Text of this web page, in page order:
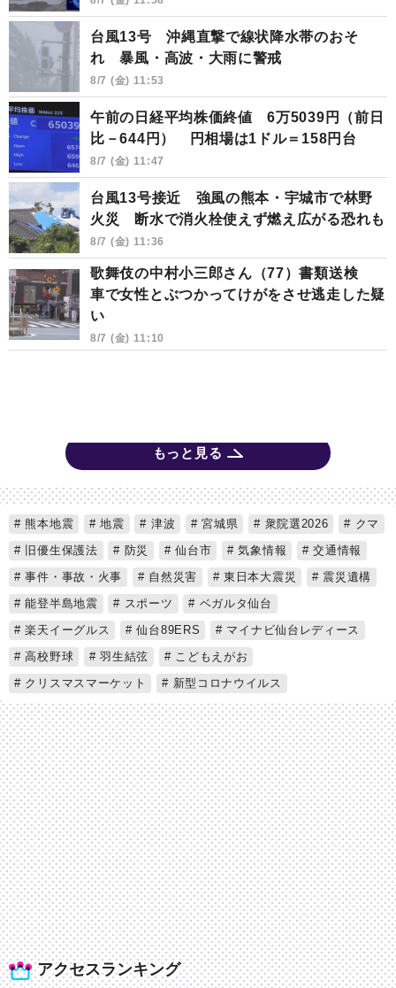
台風13号 沖縄直撃で線状降水帯のおそ
れ 暴風・高波・大雨に警戒
8/7 (金) 11:53
午前の日経平均株価終値 6万5039円（前日
比－644円） 円相場は1ドル＝158円台
8/7 (金) 11:47
台風13号接近 強風の熊本・宇城市で林野
火災 断水で消火栓使えず燃え広がる恐れも
8/7 (金) 11:36
歌舞伎の中村小三郎さん（77）書類送検
車で女性とぶつかってけがをさせ逃走した疑
い
8/7 (金) 11:10
もっと見る
アクセスランキング
熊本地震 地震 津波 宮城県 衆院選2026
クマ
旧優生保護法
防災 仙台市 気象情報
交通情報
事件・事故・火事
自然災害 東日本大震災
震災遺構
能登半島地震
スポーツ
ベガルタ仙台
楽天イーグルス
仙台89ERS
マイナビ仙台レディース
高校野球
羽生結弦
こどもえがお
クリスマスマーケット
新型コロナウイルス